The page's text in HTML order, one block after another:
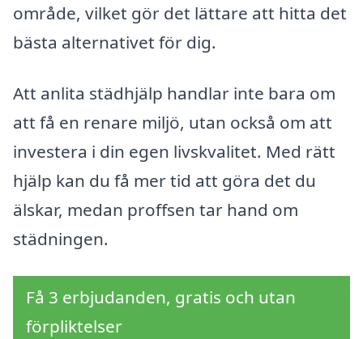
område, vilket gör det lättare att hitta det
bästa alternativet för dig.
Att anlita städhjälp handlar inte bara om
att få en renare miljö, utan också om att
investera i din egen livskvalitet. Med rätt
hjälp kan du få mer tid att göra det du
älskar, medan proffsen tar hand om
städningen.
Få 3 erbjudanden, gratis och utan
förpliktelser